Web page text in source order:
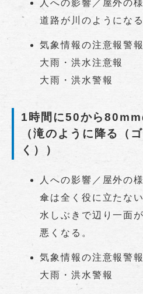
人への影響／屋外の
道路が川のようになる
気象情報の注意報警報
大雨・洪水注意報
大雨・洪水警報
1時間に50から
（滝のように降る（
く））
人への影響／屋外の
傘は全く役に立たない
水しぶきで辺り一面
悪くなる。
気象情報の注意報警報
大雨・洪水警報